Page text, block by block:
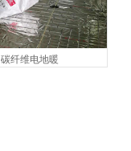
碳纤维电地暖